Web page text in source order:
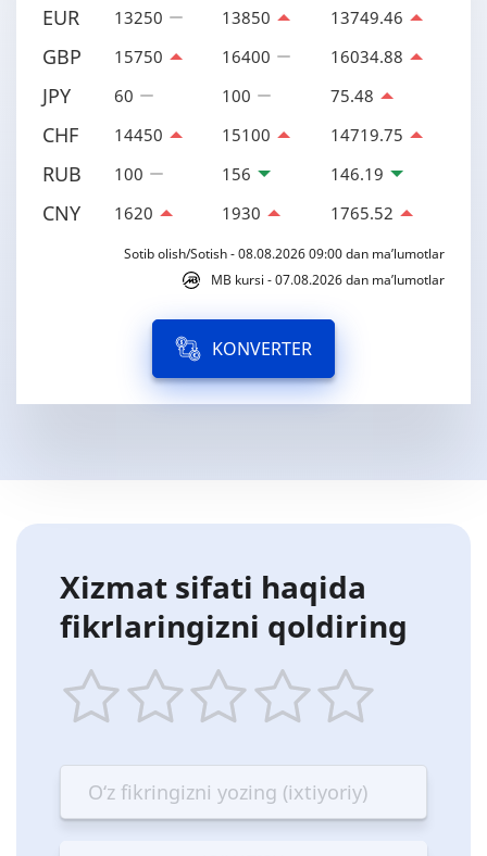
EUR 13250 13850 13749.46
GBP 15750 16400 16034.88
JPY 60 100 75.48
CHF 14450 15100 14719.75
RUB 100 156 146.19
CNY 1620 1930 1765.52
Sotib olish/Sotish - 08.08.2026 09:00 dan ma’lumotlar
MB kursi - 07.08.2026 dan ma’lumotlar
KONVERTER
Xizmat sifati haqida
fikrlaringizni qoldiring
star
Terrible
stars
—
Bad
stars
—
OK
stars
—
Good
stars
—
Excellent